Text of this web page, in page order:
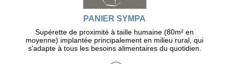
PANIER SYMPA
Supérette de proximité à taille humaine (80m² en
moyenne) implantée principalement en milieu rural, qui
s’adapte à tous les besoins alimentaires du quotidien.